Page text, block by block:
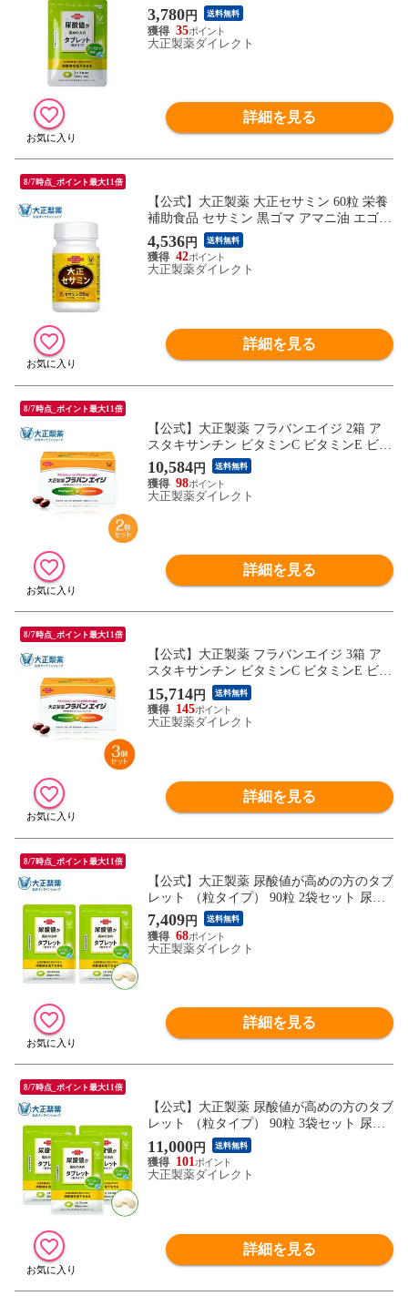
リン体 予防 食べ物 食事 サプリ サプリメ
ント
3,780円 送料無料
35
大正製薬ダイレクト
詳細を見る
8/7時点_ポイント最大11倍
【公式】大正製薬 大正セサミン 60粒 栄養
補助食品 セサミン 黒ゴマ アマニ油 エゴマ
油 ごま ゴマ 胡麻 サプリ サプリメント 健
康 美容 EPA DHA 男性 女性
4,536円 送料無料
42
大正製薬ダイレクト
詳細を見る
8/7時点_ポイント最大11倍
【公式】大正製薬 フラバンエイジ 2箱 ア
スタキサンチン ビタミンC ビタミンE ビタ
ミン サプリ サプリメント ポリフェノール
フラバンジェノール 抗酸化 抗酸化作用 個
包装 服用の目安 1日 2粒 60袋 栄養補助食
10,584円 送料無料
98
大正製薬ダイレクト
詳細を見る
8/7時点_ポイント最大11倍
【公式】大正製薬 フラバンエイジ 3箱 ア
スタキサンチン ビタミンC ビタミンE ビタ
ミン サプリ サプリメント ポリフェノール
フラバンジェノール 抗酸化 抗酸化作用 個
包装 服用の目安 1日 2粒 90袋 栄養補助食
15,714円 送料無料
145
大正製薬ダイレクト
詳細を見る
8/7時点_ポイント最大11倍
【公式】大正製薬 尿酸値が高めの方のタブ
レット （粒タイプ） 90粒 2袋セット 尿酸
値 尿酸 プリン体 予防 食べ物 食事 サプリ
サプリメント
7,409円 送料無料
68
大正製薬ダイレクト
詳細を見る
8/7時点_ポイント最大11倍
【公式】大正製薬 尿酸値が高めの方のタブ
レット （粒タイプ） 90粒 3袋セット 尿酸
値 尿酸 プリン体 予防 食べ物 食事 サプリ
サプリメント
11,000円 送料無料
101
大正製薬ダイレクト
詳細を見る